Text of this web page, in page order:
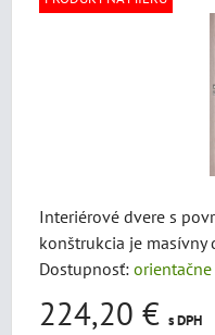
Interiérové dvere s
konštrukcia je masívny
Dostupnosť:
224,20 € s DPH